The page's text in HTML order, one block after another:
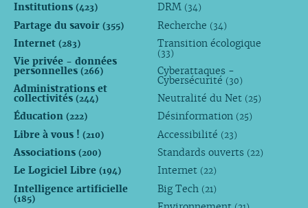
Institutions (423)
Partage du savoir (355)
Internet (283)
Vie privée - données
personnelles (266)
Administrations et
collectivités (244)
Éducation (222)
Libre à vous ! (210)
Associations (200)
Le Logiciel Libre (194)
Intelligence artificielle
(185)
DRM (34)
Recherche (34)
Transition écologique
(33)
Cyberattaques -
Cybersécurité (30)
Neutralité du Net (25)
Désinformation (25)
Accessibilité (23)
Standards ouverts (22)
Internet (22)
Big Tech (21)